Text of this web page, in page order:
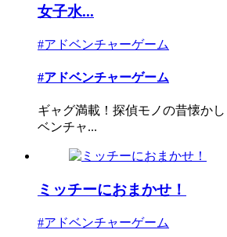
女子水...
#アドベンチャーゲーム
#アドベンチャーゲーム
ギャグ満載！探偵モノの昔懐か
ベンチャ...
ミッチーにおまかせ！
#アドベンチャーゲーム